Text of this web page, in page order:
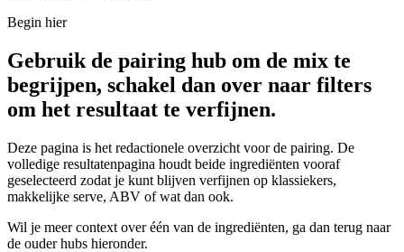
Begin hier
Gebruik de pairing hub om de mix te
begrijpen, schakel dan over naar filters
om het resultaat te verfijnen.
Deze pagina is het redactionele overzicht voor de pairing. De
volledige resultatenpagina houdt beide ingrediënten vooraf
geselecteerd zodat je kunt blijven verfijnen op klassiekers,
makkelijke serve, ABV of wat dan ook.
Wil je meer context over één van de ingrediënten, ga dan terug naar
de ouder hubs hieronder.